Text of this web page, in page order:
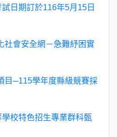
日期訂於116年5月15日
社會安全網－急難紓困實
目─115學年度縣級競賽採
學校特色招生專業群科甄